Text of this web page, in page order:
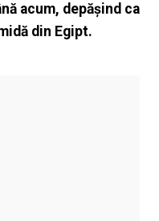
acum, depășind ca
din Egipt.